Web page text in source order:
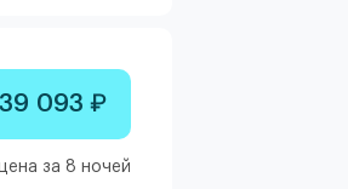
093 ₽
за 8 ночей